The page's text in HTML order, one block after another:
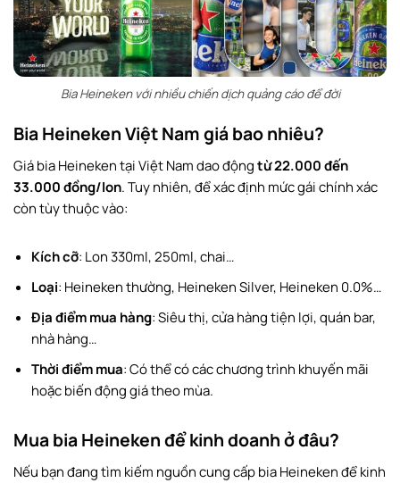
Bia Heineken với nhiều chiến dịch quảng cáo để đời
Bia Heineken Việt Nam giá bao nhiêu?
Giá bia Heineken tại Việt Nam dao độngtừ 22.000 đến
33.000 đồng/lon. Tuy nhiên, để xác định mức gái chính xác
còn tùy thuộc vào:
Kích cỡ: Lon 330ml, 250ml, chai…
Loại: Heineken thường, Heineken Silver, Heineken 0.0%…
Địa điểm mua hàng: Siêu thị, cửa hàng tiện lợi, quán bar,
nhà hàng…
Thời điểm mua: Có thể có các chương trình khuyến mãi
hoặc biến động giá theo mùa.
Mua bia Heineken để kinh doanh ở đâu?
Nếu bạn đang tìm kiếm nguồn cung cấp bia Heineken để kinh